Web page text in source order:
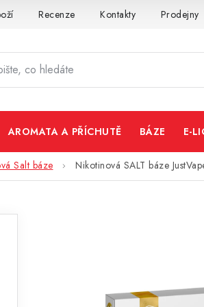
Recenze Kontakty Prodejny
AROMATA A PŘÍCHUTĚ BÁZE E-
Salt báze Nikotinová SALT báze